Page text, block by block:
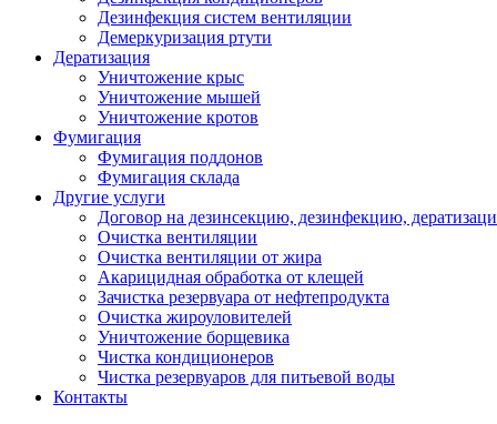
Дезинфекция систем вентиляции
Демеркуризация ртути
Дератизация
Уничтожение крыс
Уничтожение мышей
Уничтожение кротов
Фумигация
Фумигация поддонов
Фумигация склада
Другие услуги
Договор на дезинсекцию, дезинфекцию,
Очистка вентиляции
Очистка вентиляции от жира
Акарицидная обработка от клещей
Зачистка резервуара от нефтепродукта
Очистка жироуловителей
Уничтожение борщевика
Чистка кондиционеров
Чистка резервуаров для питьевой воды
Контакты